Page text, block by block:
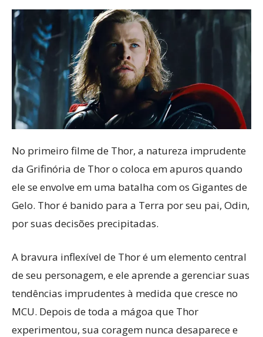
No primeiro filme de Thor, a natureza imprudente
da Grifinória de Thor o coloca em apuros quando
ele se envolve em uma batalha com os Gigantes de
Gelo. Thor é banido para a Terra por seu pai, Odin,
por suas decisões precipitadas.
A bravura inflexível de Thor é um elemento central
de seu personagem, e ele aprende a gerenciar suas
tendências imprudentes à medida que cresce no
MCU. Depois de toda a mágoa que Thor
experimentou, sua coragem nunca desaparece e